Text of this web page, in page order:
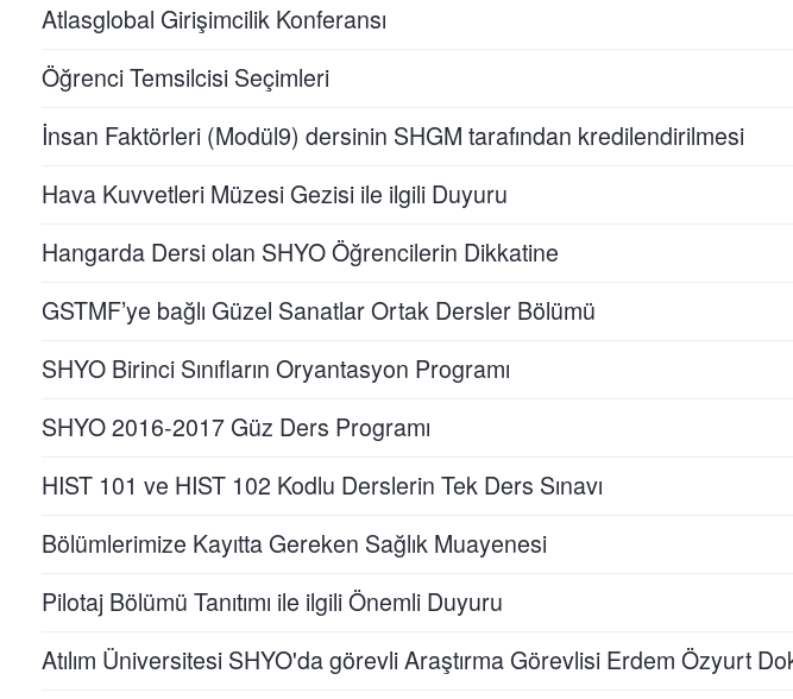
Atlasglobal Girişimcilik Konferansı
Öğrenci Temsilcisi Seçimleri
İnsan Faktörleri (Modül9) dersinin SHGM tarafından kredilendirilmesi
Hava Kuvvetleri Müzesi Gezisi ile ilgili Duyuru
Hangarda Dersi olan SHYO Öğrencilerin Dikkatine
GSTMF’ye bağlı Güzel Sanatlar Ortak Dersler Bölümü
SHYO Birinci Sınıfların Oryantasyon Programı
SHYO 2016-2017 Güz Ders Programı
HIST 101 ve HIST 102 Kodlu Derslerin Tek Ders Sınavı
Bölümlerimize Kayıtta Gereken Sağlık Muayenesi
Pilotaj Bölümü Tanıtımı ile ilgili Önemli Duyuru
Atılım Üniversitesi SHYO'da görevli Araştırma Görevlisi Erdem Özyurt